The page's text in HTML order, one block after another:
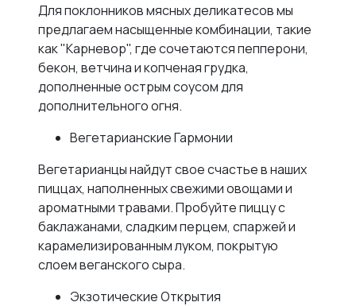
Для поклонников мясных деликатесов мы
предлагаем насыщенные комбинации, такие
как "Карневор", где сочетаются пепперони,
бекон, ветчина и копченая грудка,
дополненные острым соусом для
дополнительного огня.
Вегетарианские Гармонии
Вегетарианцы найдут свое счастье в наших
пиццах, наполненных свежими овощами и
ароматными травами. Пробуйте пиццу с
баклажанами, сладким перцем, спаржей и
карамелизированным луком, покрытую
слоем веганского сыра.
Экзотические Открытия